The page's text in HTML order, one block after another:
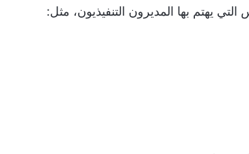
يهتم بها المديرون التنفيذيون، مثل: